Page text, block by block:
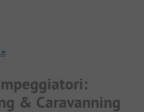
& Caravanning